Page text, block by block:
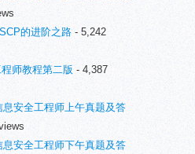
的进阶之路 - 5,242
师教程第二版 - 4,387
息安全工程师上午真题及答
息安全工程师下午真题及答